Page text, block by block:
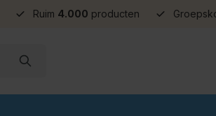
Ruim 4.000 producten